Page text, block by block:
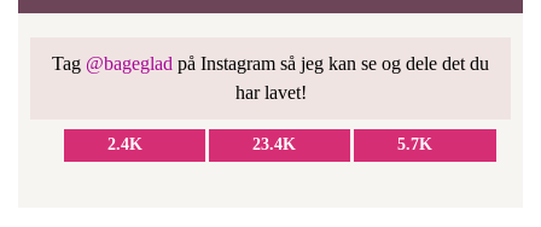
Tag @bageglad på Instagram så jeg kan se og dele det du
har lavet!
2.4K 23.4K 5.7K